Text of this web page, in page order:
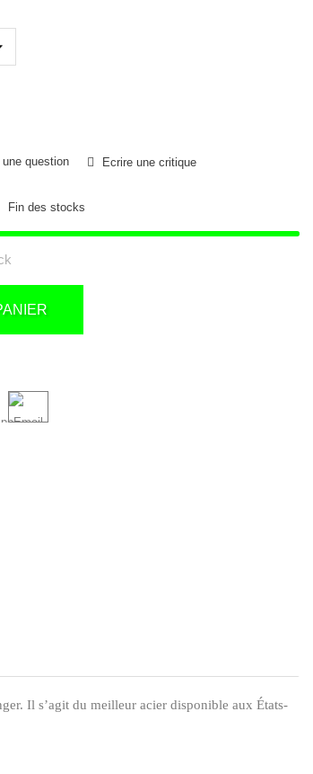
une question Ecrire une critique
Fin des stocks
Il s’agit du meilleur acier disponible aux États-